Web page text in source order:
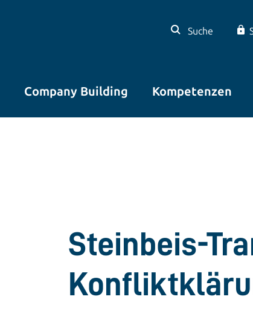
Suche
Company Building Kompetenzen
Steinbeis-